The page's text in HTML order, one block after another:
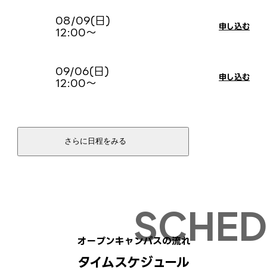
08/09(日)
12:00〜
申し込む
09/06(日)
12:00〜
申し込む
11:30〜 ※W体験
09/27(日)
11:30〜 ※W体験
申し込む
オープンキャンパスの流れ
タイムスケジュール